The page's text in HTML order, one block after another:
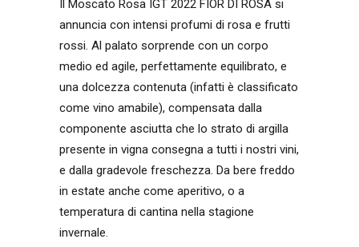
Il Moscato Rosa IGT 2022 FIOR DI ROSA si
annuncia con intensi profumi di rosa e frutti
rossi. Al palato sorprende con un corpo
medio ed agile, perfettamente equilibrato, e
una dolcezza contenuta (infatti è classificato
come vino amabile), compensata dalla
componente asciutta che lo strato di argilla
presente in vigna consegna a tutti i nostri vini,
e dalla gradevole freschezza. Da bere freddo
in estate anche come aperitivo, o a
temperatura di cantina nella stagione
invernale.